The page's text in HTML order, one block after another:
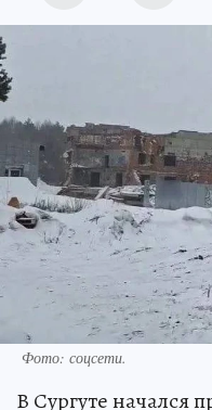
Фото: соцсети.
В Сургуте начался